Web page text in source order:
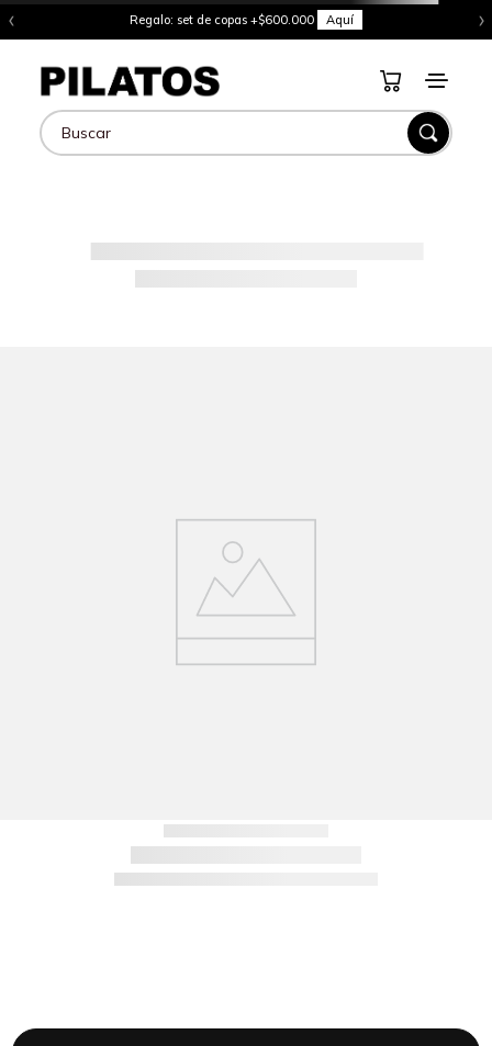
‹ Regalo: set de copas +$600.000 Aquí ›
Buscar